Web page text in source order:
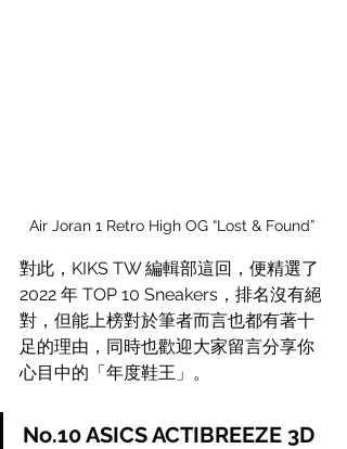
Air Joran 1 Retro High OG “Lost & Found”
對此，KIKS TW 編輯部這回，便精選了
2022 年 TOP 10 Sneakers，排名沒有絕
對，但能上榜對於筆者而言也都有著十
足的理由，同時也歡迎大家留言分享你
心目中的「年度鞋王」。
No.10 ASICS ACTIBREEZE 3D